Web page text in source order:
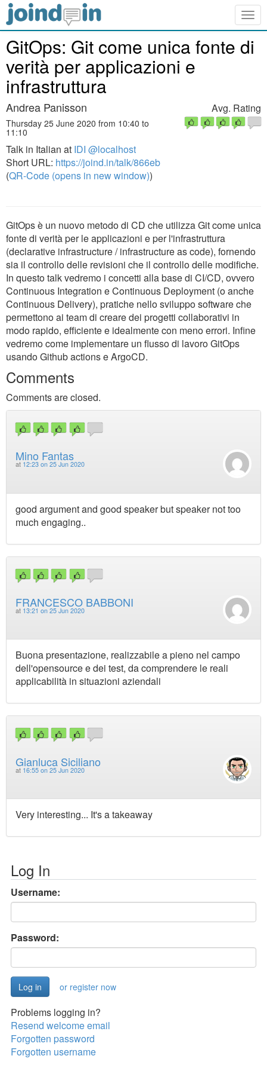
GitOps: Git come unica fonte di
verità per applicazioni e
infrastruttura
Andrea Panisson
Thursday 25 June 2020 from 10:40 to
11:10
Talk in Italian at IDI @localhost
Short URL: https://joind.in/talk/866eb
(QR-Code (opens in new window))
Avg. Rating
GitOps è un nuovo metodo di CD che utilizza Git come unica
fonte di verità per le applicazioni e per l'infrastruttura
(declarative infrastructure / infrastructure as code), fornendo
sia il controllo delle revisioni che il controllo delle modifiche.
In questo talk vedremo i concetti alla base di CI/CD, ovvero
Continuous Integration e Continuous Deployment (o anche
Continuous Delivery), pratiche nello sviluppo software che
permettono ai team di creare dei progetti collaborativi in
modo rapido, efficiente e idealmente con meno errori. Infine
vedremo come implementare un flusso di lavoro GitOps
usando Github actions e ArgoCD.
Comments
Comments are closed.
Mino Fantas
at 12:23 on 25 Jun 2020
good argument and good speaker but speaker not too
much engaging..
FRANCESCO BABBONI
at 13:21 on 25 Jun 2020
Buona presentazione, realizzabile a pieno nel campo
dell'opensource e dei test, da comprendere le reali
applicabilità in situazioni aziendali
Gianluca Siciliano
at 16:55 on 25 Jun 2020
Very interesting... It's a takeaway
Log In
Username:
Password:
or register now
Problems logging in?
Resend welcome email
Forgotten password
Forgotten username